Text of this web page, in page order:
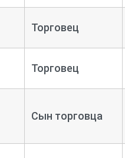
Торговец
Торговец
Сын торговца